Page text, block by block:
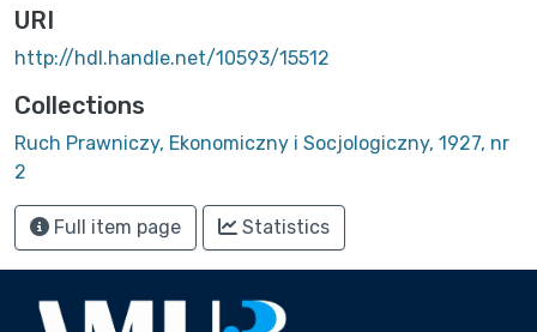
URI
http://hdl.handle.net/10593/15512
Collections
Ruch Prawniczy, Ekonomiczny i Socjologiczny, 1927, nr
2
Full item page Statistics